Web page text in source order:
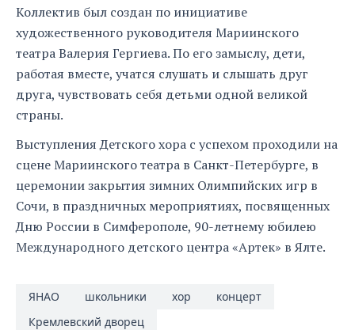
Коллектив был создан по инициативе
художественного руководителя Мариинского
театра Валерия Гергиева. По его замыслу, дети,
работая вместе, учатся слушать и слышать друг
друга, чувствовать себя детьми одной великой
страны.
Выступления Детского хора с успехом проходили на
сцене Мариинского театра в Санкт-Петербурге, в
церемонии закрытия зимних Олимпийских игр в
Сочи, в праздничных мероприятиях, посвященных
Дню России в Симферополе, 90-летнему юбилею
Международного детского центра «Артек» в Ялте.
ЯНАО школьники хор
концерт
Кремлевский дворец